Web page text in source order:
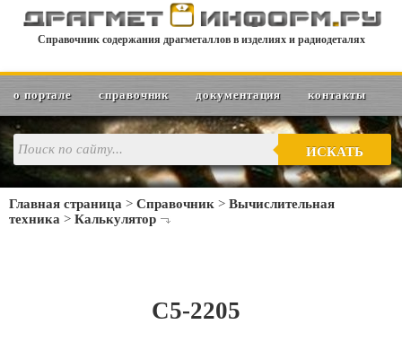
Справочник содержания драгметаллов в изделиях и радиодеталях
о портале справочник документация контакты
ИСКАТЬ
Главная страница > Справочник > Вычислительная
техника > Калькулятор
С5-2205